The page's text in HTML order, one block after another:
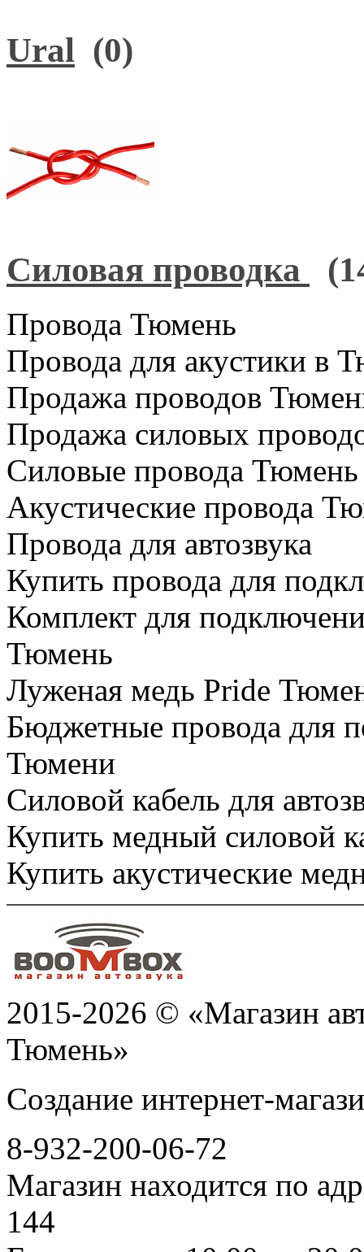
Ural (0)
Силовая проводка
Провода Тюмень
Провода для акустики в
Продажа проводов
Продажа силовых
Силовые провода Тюмень
Акустические провода
Провода для автозвука
Купить провода для
Комплект для
Тюмень
Луженая медь Pride
Бюджетные провода для
Тюмени
Силовой кабель для
Купить медный силовой
Купить акустические
2015-2026 © «Магазин
Тюмень»
Создание интернет-
8-932-200-06-72
Магазин находится по
144